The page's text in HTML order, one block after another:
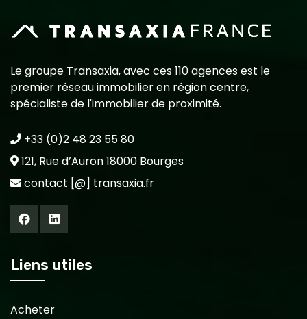
Le groupe Transaxia, avec ces 110 agences est le
premier réseau immobilier en région centre,
spécialiste de l'immobilier de proximité.
+33 (0)2 48 23 55 80
121, Rue d’Auron 18000 Bourges
contact [@] transaxia.fr
Liens utiles
Acheter